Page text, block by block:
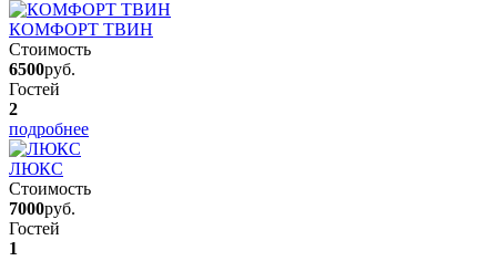
КОМФОРТ ТВИН
Стоимость
6500руб.
Гостей
2
подробнее
ЛЮКС
Стоимость
7000руб.
Гостей
1